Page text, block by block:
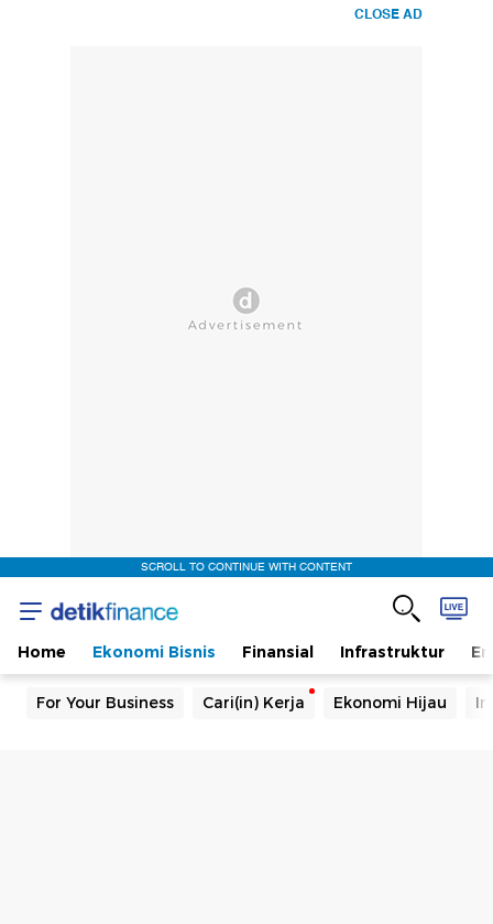
CLOSE AD
SCROLL TO CONTINUE WITH CONTENT
Home Ekonomi Bisnis Finansial Infrastruktur
For Your Business Cari(in) Kerja Ekonomi Hijau